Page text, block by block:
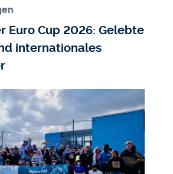
Euro Cup 2026: Gelebte
internationales